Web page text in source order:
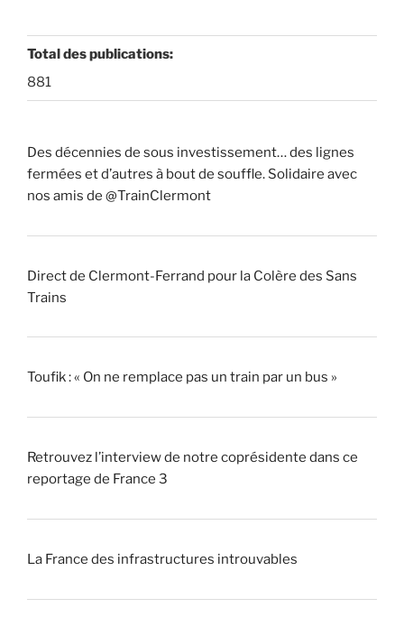
Total des publications:
881
Des décennies de sous investissement… des lignes
fermées et d’autres à bout de souffle. Solidaire avec
nos amis de @TrainClermont
Direct de Clermont-Ferrand pour la Colère des Sans
Trains
Toufik : « On ne remplace pas un train par un bus »
Retrouvez l’interview de notre coprésidente dans ce
reportage de France 3
La France des infrastructures introuvables